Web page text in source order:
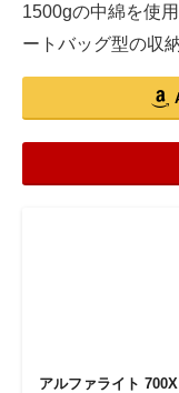
1500gの中綿を使
ートバッグ型の収
アルファライト